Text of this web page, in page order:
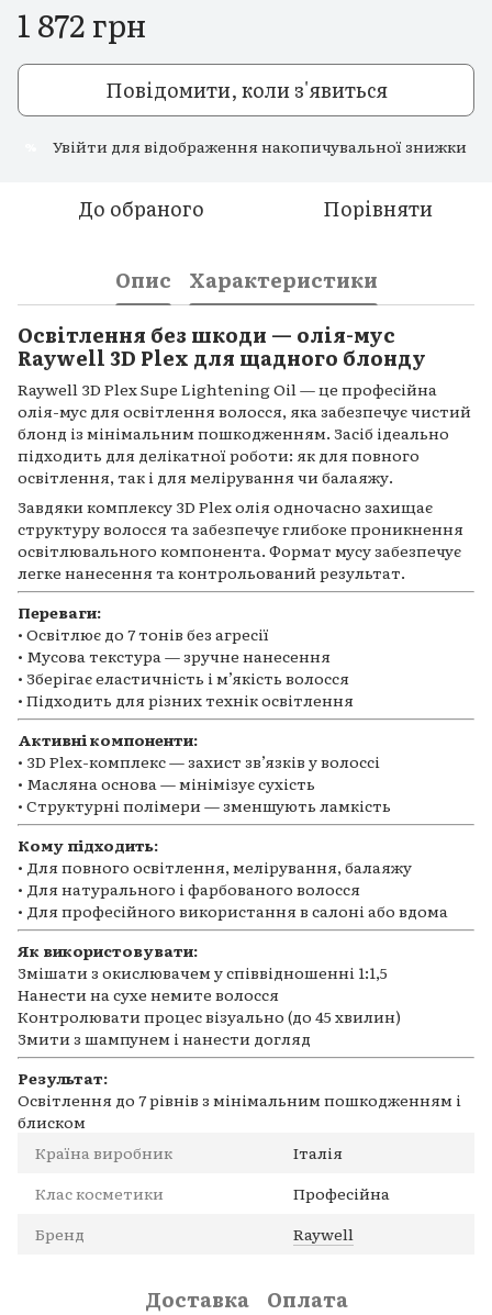
1 872 грн
Повідомити, коли з'явиться
Увійти для відображення накопичувальної знижки
До обраного Порівняти
Опис
Характеристики
Освітлення без шкоди — олія-мус
Raywell 3D Plex для щадного блонду
Raywell 3D Plex Supe Lightening Oil — це професійна
олія-мус для освітлення волосся, яка забезпечує чистий
блонд із мінімальним пошкодженням. Засіб ідеально
підходить для делікатної роботи: як для повного
освітлення, так і для мелірування чи балаяжу.
Завдяки комплексу 3D Plex олія одночасно захищає
структуру волосся та забезпечує глибоке проникнення
освітлювального компонента. Формат мусу забезпечує
легке нанесення та контрольований результат.
Переваги:
• Освітлює до 7 тонів без агресії
• Мусова текстура — зручне нанесення
• Зберігає еластичність і мʼякість волосся
• Підходить для різних технік освітлення
Активні компоненти:
• 3D Plex-комплекс — захист звʼязків у волоссі
• Масляна основа — мінімізує сухість
• Структурні полімери — зменшують ламкість
Кому підходить:
• Для повного освітлення, мелірування, балаяжу
• Для натурального і фарбованого волосся
• Для професійного використання в салоні або вдома
Як використовувати:
Змішати з окислювачем у співвідношенні 1:1,5
Нанести на сухе немите волосся
Контролювати процес візуально (до 45 хвилин)
Змити з шампунем і нанести догляд
Результат:
Освітлення до 7 рівнів з мінімальним пошкодженням і
блиском
Країна виробник
Італія
Клас косметики
Професійна
Бренд
Raywell
Доставка Оплата